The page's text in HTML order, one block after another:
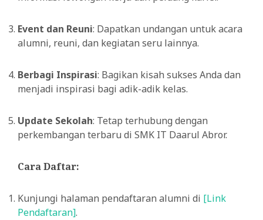
Event dan Reuni: Dapatkan undangan untuk acara
alumni, reuni, dan kegiatan seru lainnya.
Berbagi Inspirasi: Bagikan kisah sukses Anda dan
menjadi inspirasi bagi adik-adik kelas.
Update Sekolah: Tetap terhubung dengan
perkembangan terbaru di SMK IT Daarul Abror.
Cara Daftar:
Kunjungi halaman pendaftaran alumni di [Link
Pendaftaran].